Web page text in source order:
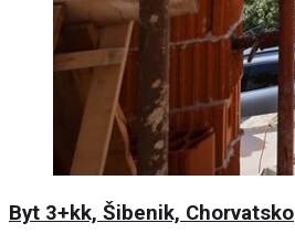
Byt 3+kk, Šibenik, Chorvatsko